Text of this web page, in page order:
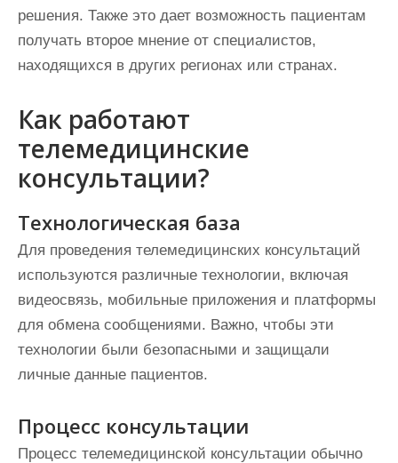
решения. Также это дает возможность пациентам
получать второе мнение от специалистов,
находящихся в других регионах или странах.
Как работают
телемедицинские
консультации?
Технологическая база
Для проведения телемедицинских консультаций
используются различные технологии, включая
видеосвязь, мобильные приложения и платформы
для обмена сообщениями. Важно, чтобы эти
технологии были безопасными и защищали
личные данные пациентов.
Процесс консультации
Процесс телемедицинской консультации обычно